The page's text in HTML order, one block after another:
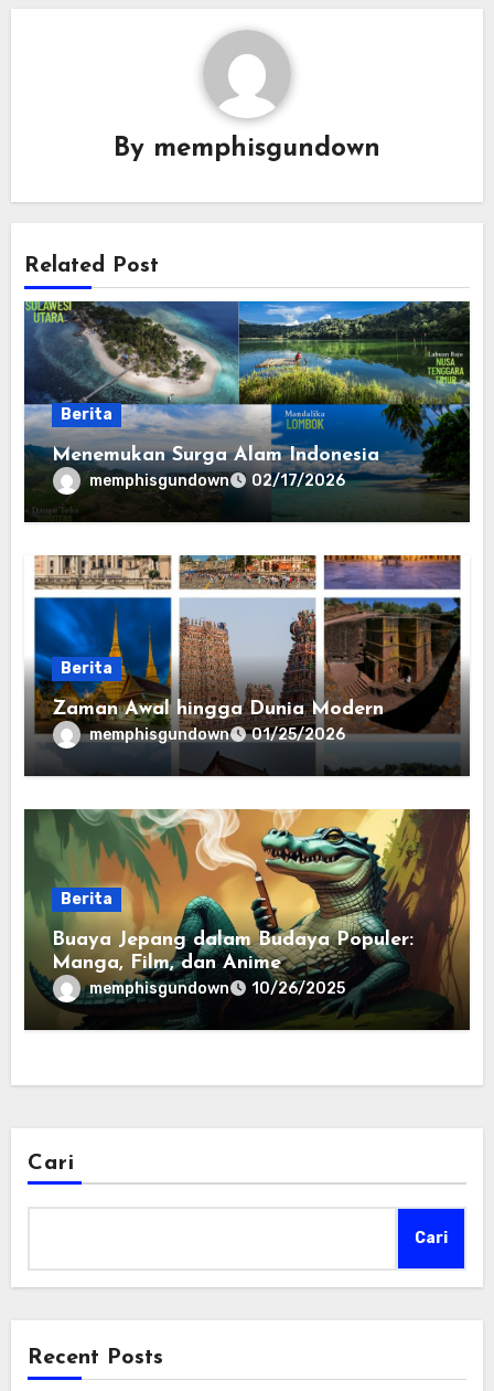
By memphisgundown
Related Post
Berita
Menemukan Surga Alam Indonesia
memphisgundown 02/17/2026
Berita
Zaman Awal hingga Dunia Modern
memphisgundown 01/25/2026
Berita
Buaya Jepang dalam Budaya Populer:
Manga, Film, dan Anime
memphisgundown 10/26/2025
Cari
Cari
Recent Posts